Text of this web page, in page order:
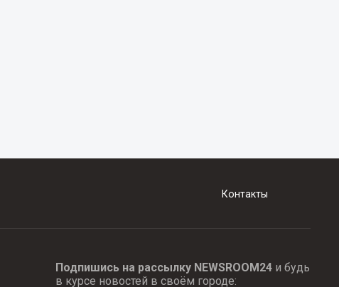
Контакты
Подпишись на рассылку NEWSROOM24и будь
в курсе новостей в своём городе: